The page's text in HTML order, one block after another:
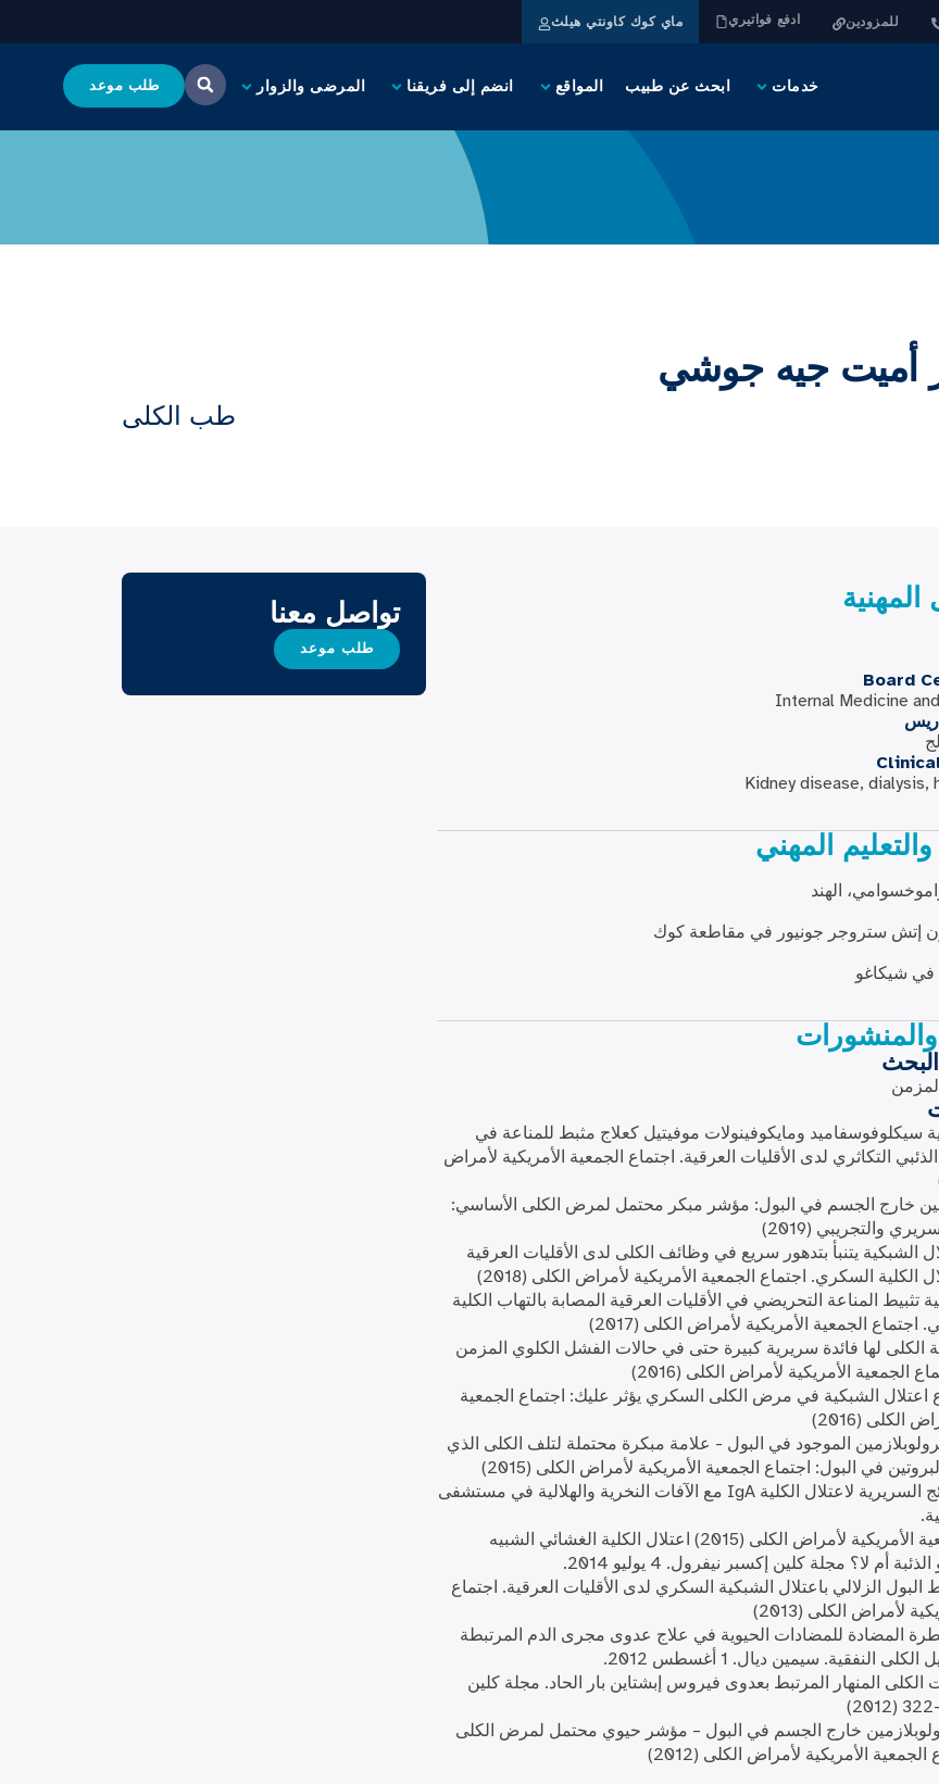
للمزودين ادفع فواتيري ماي كوك كاونتي هيلث
خدمات ابحث عن طبيب المواقع انضم إلى فريقنا المرضى والزوار طلب موعد
أميت جيه جوشي
طب الكلى
المهنية
Board
Internal Medicine
Kidney disease, dialysis,
المهني
الهند
إتش ستروجر جونيور في مقاطعة كوك
في شيكاغو
والمنشورات
سيكلوفوسفاميد ومايكوفينولات موفيتيل كعلاج مثبط للمناعة في
الذئبي التكاثري لدى الأقليات العرقية. اجتماع الجمعية الأمريكية لأمراض
خارج الجسم في البول: مؤشر مبكر محتمل لمرض الكلى الأساسي:
والتجريبي (2019)
الشبكية يتنبأ بتدهور سريع في وظائف الكلى لدى الأقليات العرقية
الكلية السكري. اجتماع الجمعية الأمريكية لأمراض الكلى (2018)
تثبيط المناعة التحريضي في الأقليات العرقية المصابة بالتهاب الكلية
اجتماع الجمعية الأمريكية لأمراض الكلى (2017)
لها فائدة سريرية كبيرة حتى في حالات الفشل الكلوي المزمن
الجمعية الأمريكية لأمراض الكلى (2016)
اعتلال الشبكية في مرض الكلى السكري يؤثر عليك: اجتماع الجمعية
الكلى (2016)
الموجود في البول - علامة مبكرة محتملة لتلف الكلى الذي
في البول: اجتماع الجمعية الأمريكية لأمراض الكلى (2015)
•ملخص: النتائج السريرية لاعتلال الكلية IgA مع الآفات النخرية والهلالية في مستشفى
•اجتماع الجمعية الأمريكية لأمراض الكلى (2015) اعتلال الكلية الغشائي الشبيه
أم لا؟ مجلة كلين إكسبر نيفرول. 4 يوليو 2014.
الزلالي باعتلال الشبكية السكري لدى الأقليات العرقية. اجتماع
لأمراض الكلى (2013)
المضادة للمضادات الحيوية في علاج عدوى مجرى الدم المرتبطة
النفقية. سيمين ديال. 1 أغسطس 2012.
الكلى المنهار المرتبط بعدوى فيروس إبشتاين بار الحاد. مجلة كلين
خارج الجسم في البول – مؤشر حيوي محتمل لمرض الكلى
الأمريكية لأمراض الكلى (2012)
تواصل معنا
طلب موعد